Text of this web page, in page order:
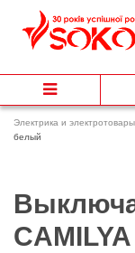
Электрика и электротовары
белый